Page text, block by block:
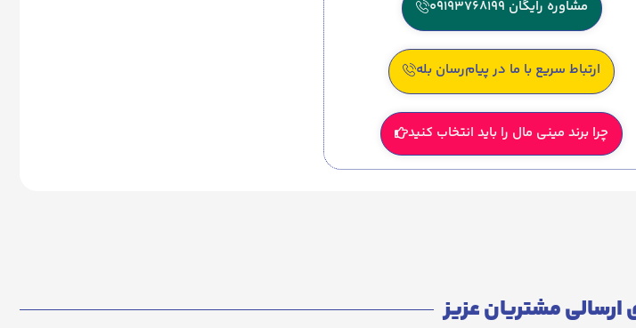
مشاوره رایگان 09193768199
ارتباط سریع با ما در پیام‌رسان بله
چرا برند مینی مال را باید انتخاب کنید
مشتریان عزیز